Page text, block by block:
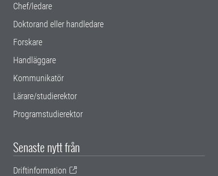
Chef/ledare
Doktorand eller handledare
Forskare
Handläggare
Kommunikatör
Lärare/studierektor
Programstudierektor
Senaste nytt från
Driftinformation